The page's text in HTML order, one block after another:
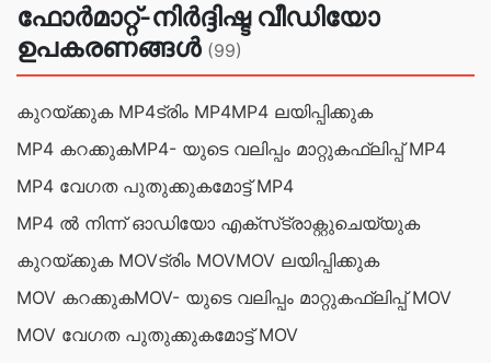
ഫോർമാറ്റ്-നിർദ്ദിഷ്ട വീഡിയോ
ഉപകരണങ്ങൾ (99)
കുറയ്ക്കുക MP4ട്രിം MP4MP4 ലയിപ്പിക്കുക
MP4 കറക്കുകMP4- യുടെ വലിപ്പം മാറ്റുകഫ്ലിപ്പ് MP4
MP4 വേഗത പുതുക്കുകമോട്ട് MP4
MP4 ൽ നിന്ന് ഓഡിയോ എക്‌സ്‌ട്രാക്റ്റുചെയ്യുക
കുറയ്ക്കുക MOVട്രിം MOVMOV ലയിപ്പിക്കുക
MOV കറക്കുകMOV- യുടെ വലിപ്പം മാറ്റുകഫ്ലിപ്പ് MOV
MOV വേഗത പുതുക്കുകമോട്ട് MOV